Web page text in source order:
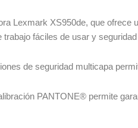
Lexmark XS950de, que ofrece
fáciles de usar y
de seguridad multicapa
PANTONE® permite